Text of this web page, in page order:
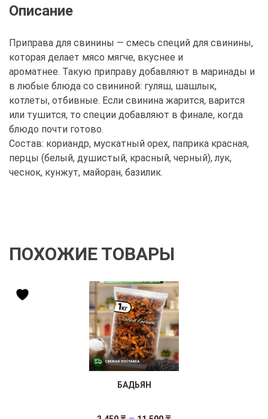
Описание
Приправа для свинины — смесь специй для свинины,
которая делает мясо мягче, вкуснее и
ароматнее. Такую приправу добавляют в маринады и
в любые блюда со свининой: гуляш, шашлык,
котлеты, отбивные. Если свинина жарится, варится
или тушится, то специи добавляют в финале, когда
блюдо почти готово.
Состав: кориандр, мускатный орех, паприка красная,
перцы (белый, душистый, красный, черный), лук,
чеснок, кунжут, майоран, базилик.
ПОХОЖИЕ ТОВАРЫ
БАДЬЯН